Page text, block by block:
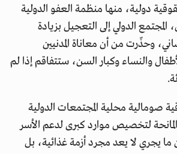
دولية، منها منظمة العفو الدولية
الدولي إلى التعجيل بزيادة
وحذّرت من أن معاناة المدنيين
والنساء وكبار السن، ستتفاقم إذا لم
محلية المجتمعات الدولية
لتخصيص موارد كبرى لدعم الأسر
ما يجري لا يعد مجرد أزمة غذائية، بل